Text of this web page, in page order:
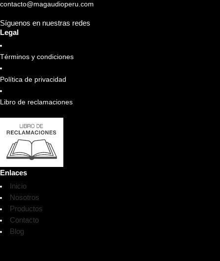
contacto@magaudioperu.com
Síguenos en nuestras redes
Legal
Términos y condiciones
Política de privacidad
Libro de reclamaciones
Enlaces
Inicio
Nosotros
Productos
Contacto
Blog